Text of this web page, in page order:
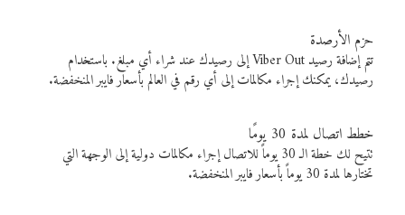
حزم الأرصدة
تتم إضافة رصيد Viber Out إلى رصيدك عند شراء أي مبلغ. باستخدام
رصيدك، يمكنك إجراء مكالمات إلى أي رقم في العالم بأسعار فايبر المنخفضة.
خطط اتصال لمدة 30 يومًا
تتيح لك خطة الـ 30 يوماً للاتصال إجراء مكالمات دولية إلى الوجهة التي
تختارها لمدة 30 يوماً بأسعار فايبر المنخفضة.